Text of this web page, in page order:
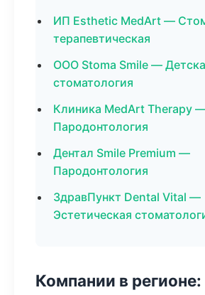
ИП Esthetic MedArt —
терапевтическая
ООО Stoma Smile —
стоматология
Клиника MedArt Therapy
Пародонтология
Дентал Smile Premium —
Пародонтология
ЗдравПункт Dental Vital —
Эстетическая
Компании в регионе: